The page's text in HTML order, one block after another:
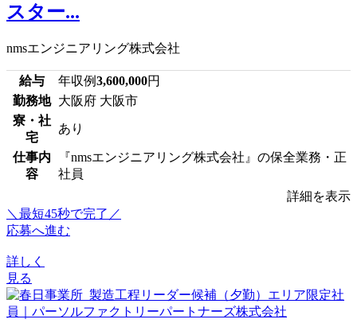
スター...
nmsエンジニアリング株式会社
給与 年収例3,600,000円
勤務地 大阪府 大阪市
寮・社
宅
あり
仕事内
容
『nmsエンジニアリング株式会社』の保全業務・正
社員
詳細を表示
＼最短45秒で完了／
応募へ進む
詳しく
見る